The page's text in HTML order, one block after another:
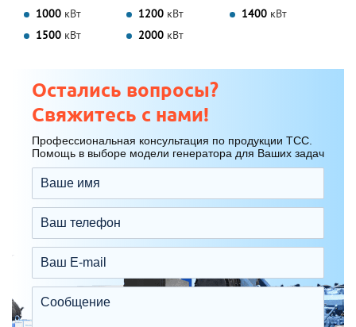
1000 кВт 1200 кВт 1400 кВт
1500 кВт 2000 кВт
Остались вопросы?
Свяжитесь с нами!
Профессиональная консультация по продукции ТСС.
Помощь в выборе модели генератора для Ваших задач